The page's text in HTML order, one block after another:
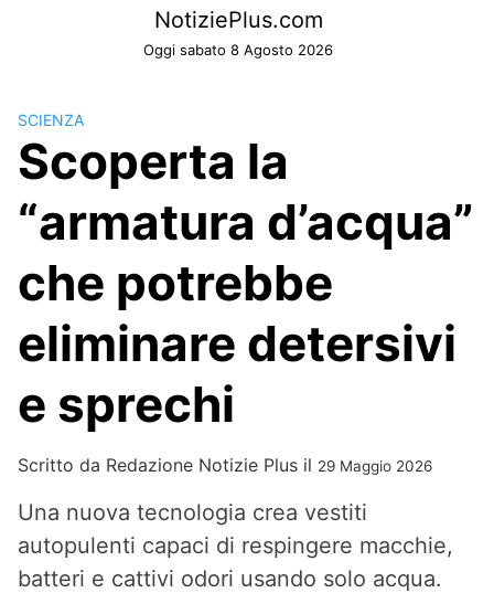
NotiziePlus.com
Oggi sabato 8 Agosto 2026
SCIENZA
Scoperta la
“armatura d’acqua”
che potrebbe
eliminare detersivi
e sprechi
Scritto da Redazione Notizie Plus il 29 Maggio 2026
Una nuova tecnologia crea vestiti
autopulenti capaci di respingere macchie,
batteri e cattivi odori usando solo acqua.